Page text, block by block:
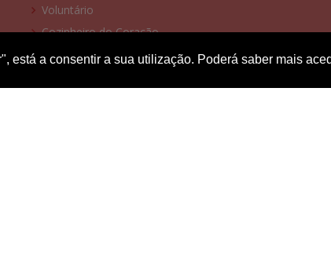
está a consentir a sua utilização. Poderá saber mais
Voluntário
Cozinheiro do Coração
Antena de Castelo Branco